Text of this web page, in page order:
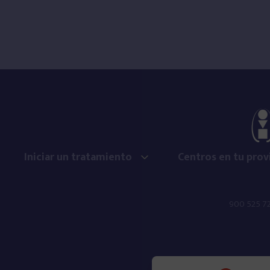
Fármacos
Iniciar un tratamiento Centros en tu
900 525